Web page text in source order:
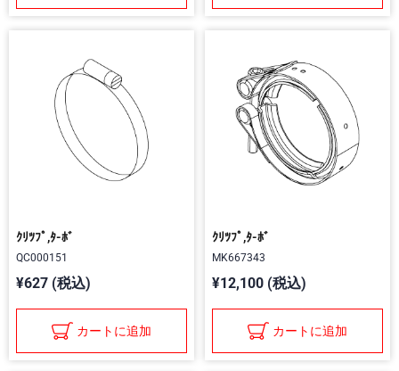
ｸﾘﾂﾌﾟ,ﾀ-ﾎﾞ
QC000151
¥627 (税込)
カートに追加
ｸﾘﾂﾌﾟ,ﾀ-ﾎﾞ
MK667343
¥12,100 (税込)
カートに追加